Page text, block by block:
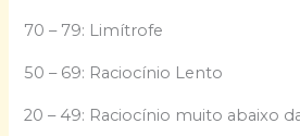
70 – 79: Limítrofe
50 – 69: Raciocínio Lento
20 – 49: Raciocínio muito abaixo